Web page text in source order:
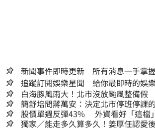
新聞事件即時更新 所有消息一手掌握
追蹤訂閱娛樂星聞 給你最即時的娛
白海豚風雨大！北市沒放颱風整備
友灌爆：標準在哪？
簡舒培問蔣萬安：決定北市停班停課
市長，還是氣象署？
股價單週反彈43% 外資看好「這檔
獨家／能走多久算多久！姜厚任認愛